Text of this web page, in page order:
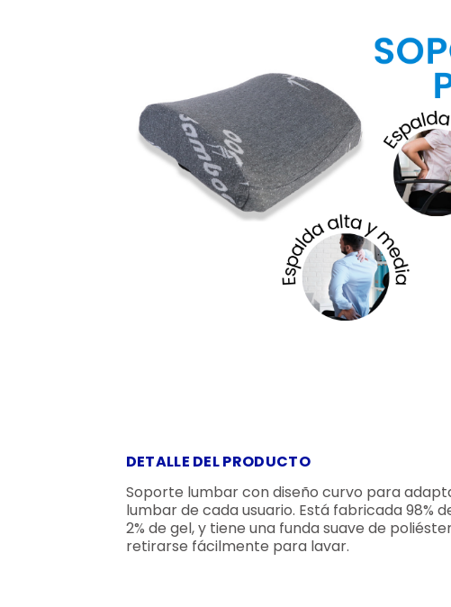
DETALLE DEL PRODUCTO
Soporte lumbar con diseño curvo para
lumbar de cada usuario. Está fabricada 98%
2% de gel, y tiene una funda suave de
retirarse fácilmente para lavar.